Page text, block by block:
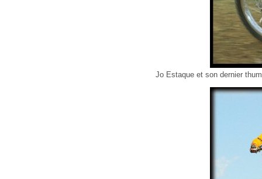
Jo Estaque et son dernier